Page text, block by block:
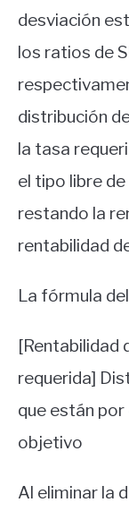
desviación
los ratios de
distribución
la tasa
el tipo libre
restando la
rentabilidad
La fórmula
[Rentabilidad
requerida]
que están
objetivo
Al eliminar la